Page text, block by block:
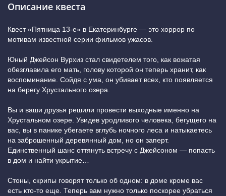
+7 (343) 243-56-09
Динамо
Описание квеста
Квест «Пятница 13-е» в Екатеринбурге — это хоррор по
мотивам известной серии фильмов ужасов.
Юный Джейсон Вурхиз стал свидетелем того, как вожатая
обезглавила его мать, голову которой он теперь хранит, как
воспоминание. Сойдя с ума, он убивает всех, кто появляется
на берегу Хрустального озера.
Вы и ваши друзья решили провести выходные именно на
Хрустальном озере. Увидев уродливого человека, бегущего на
вас, вы в панике убегаете вглубь ночного леса и натыкаетесь
на заброшенный деревянный дом, но он заперт.
Единственный шанс оттянуть встречу с Джейсоном — попасть
в дом и найти укрытие…
Стоны, скрипы говорят только об одном: в доме кроме вас
есть кто-то еще. Теперь вам нужно только поскорее убраться